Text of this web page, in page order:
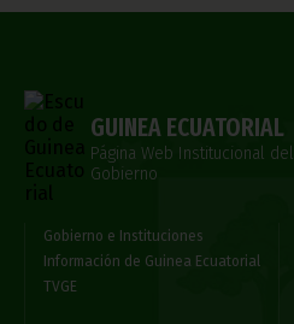
GUINEA ECUATORIAL
Página Web Institucional del
Gobierno
Gobierno e Instituciones
Información de Guinea Ecuatorial
TVGE